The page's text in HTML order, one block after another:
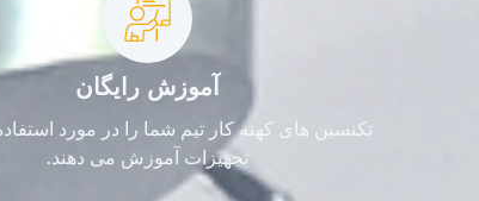
آموزش رایگان
تکنسین های کهنه کار تیم شما را در مورد
تجهیزات آموزش می دهند.